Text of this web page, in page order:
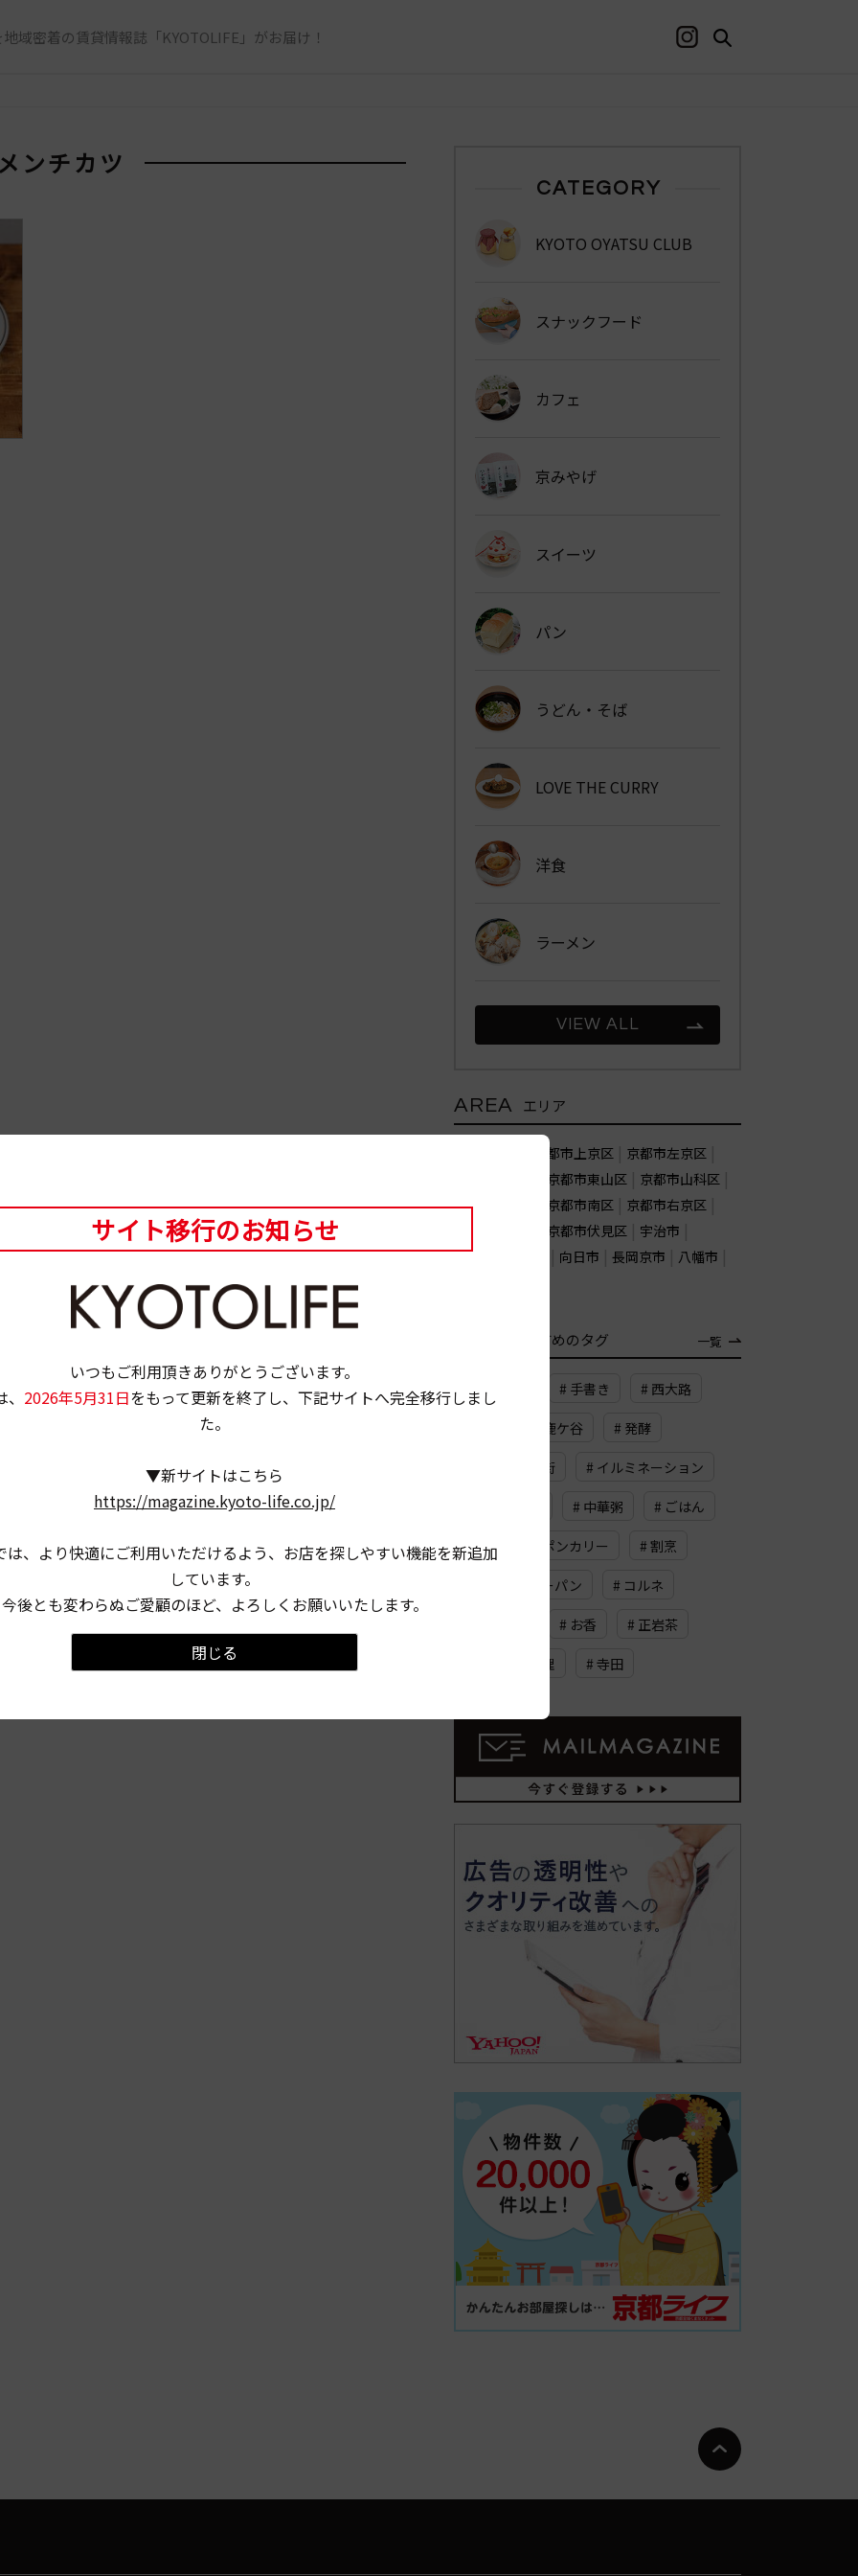
域密着の賃貸情報誌「KYOTOLIFE」がお届け！
ンチカツ
CATEGORY
KYOTO OYATSU CLUB
スナックフード
カフェ
京みやげ
スイーツ
パン
うどん・そば
LOVE THE CURRY
洋食
ラーメン
VIEW ALL
AREA エリア
京都市上京区
京都市左京区
京都市東山区
京都市山科区
京都市下京区
京都市南区
京都市右京区
京都市伏見区
宇治市
亀岡市
向日市 長岡京市
八幡市
おすすめのタグ 一覧
# 大宮松原 # 手書き # 西大路
# 鹿ケ谷 # 発酵
# 納屋町商店街 # イルミネーション
# 中華粥 # ごはん
# プーパットポンカリー # 割烹
# チーズカレーパン # コルネ
# お香 # 正岩茶
# イギリス料理 # 寺田
サイト移行のお知らせ
いつもご利用頂きありがとうございます。
2026年5月31日をもって更新を終了し、下記サイトへ完全移行しまし
た。
▼新サイトはこちら
https://magazine.kyoto-life.co.jp/
は、より快適にご利用いただけるよう、お店を探しやすい機能を新追加
しています。
今後とも変わらぬご愛顧のほど、よろしくお願いいたします。
閉じる